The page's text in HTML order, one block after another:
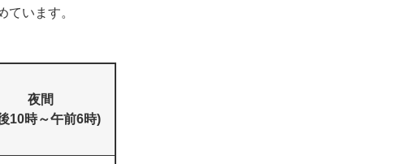
います。
夜間
10時～午前6時)